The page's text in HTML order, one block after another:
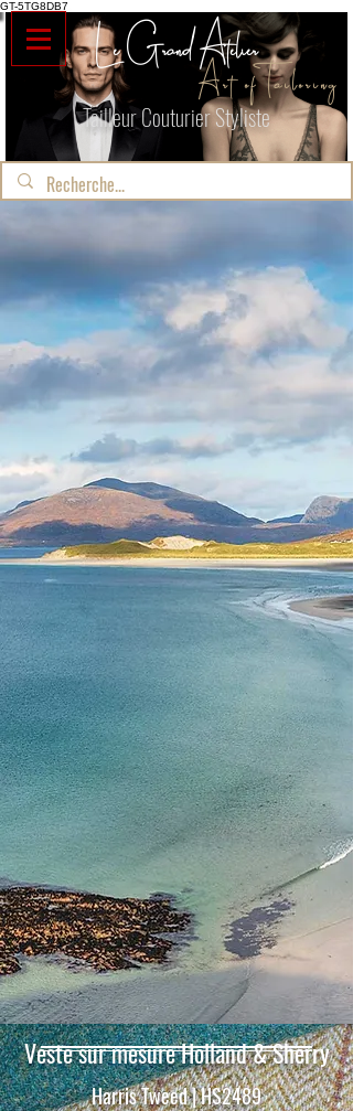
GT-5TG8DB7
Tailleur Couturier Styliste
Le Grand Atelier
Art of Tailoring
Veste sur mesure Holland & Sherry
Harris Tweed | HS2489